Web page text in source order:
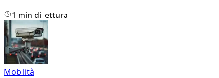
1 min di lettura
Mobilità